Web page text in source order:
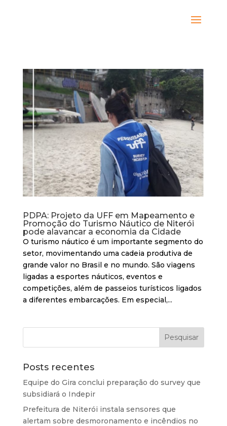
PDPA: Projeto da UFF em Mapeamento e
Promoção do Turismo Náutico de Niterói
pode alavancar a economia da Cidade
O turismo náutico é um importante segmento do
setor, movimentando uma cadeia produtiva de
grande valor no Brasil e no mundo. São viagens
ligadas a esportes náuticos, eventos e
competições, além de passeios turísticos ligados
a diferentes embarcações. Em especial,...
Posts recentes
Equipe do Gira conclui preparação do survey que
subsidiará o Indepir
Prefeitura de Niterói instala sensores que
alertam sobre desmoronamento e incêndios no